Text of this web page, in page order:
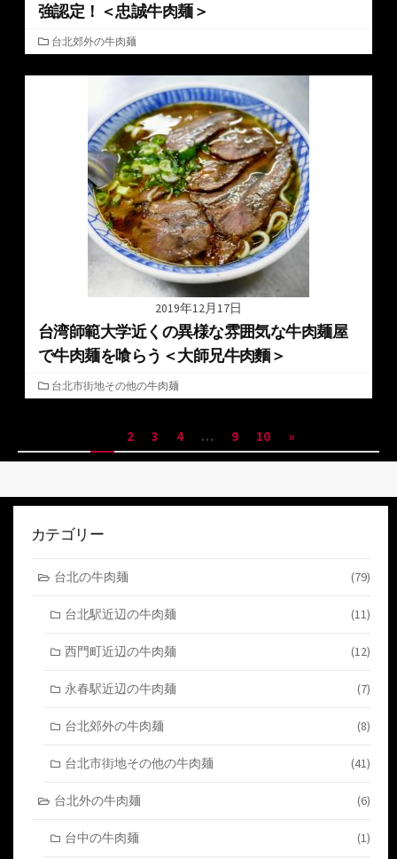
強認定！＜忠誠牛肉麺＞
カ
テ
ゴ
台北郊外の牛肉麺
2019年12月17日
台湾師範大学近くの異様な雰囲気な牛肉麺屋
で牛肉麺を喰らう＜大師兄牛肉麵＞
カ
テ
ー
台北市街地その他の牛肉麺
稿
ナ
ビ
2 3 4 … 9 10 »
カテゴリー
台北の牛肉麺 (79)
台北駅近辺の牛肉麺 (11)
西門町近辺の牛肉麺 (12)
永春駅近辺の牛肉麺 (7)
台北郊外の牛肉麺 (8)
台北市街地その他の牛肉麺 (41)
台北外の牛肉麺 (6)
台中の牛肉麺 (1)